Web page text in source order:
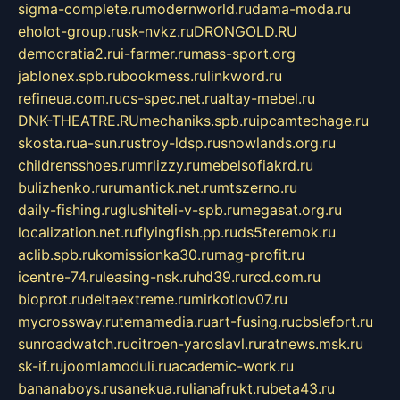
sigma-complete.rumodernworld.rudama-moda.ru
eholot-group.rusk-nvkz.ruDRONGOLD.RU
democratia2.rui-farmer.rumass-sport.org
jablonex.spb.rubookmess.rulinkword.ru
refineua.com.rucs-spec.net.rualtay-mebel.ru
DNK-THEATRE.RUmechaniks.spb.ruipcamtechage.ru
skosta.rua-sun.rustroy-ldsp.rusnowlands.org.ru
childrensshoes.rumrlizzy.rumebelsofiakrd.ru
bulizhenko.rurumantick.net.rumtszerno.ru
daily-fishing.ruglushiteli-v-spb.rumegasat.org.ru
localization.net.ruflyingfish.pp.ruds5teremok.ru
aclib.spb.rukomissionka30.rumag-profit.ru
icentre-74.ruleasing-nsk.ruhd39.rurcd.com.ru
bioprot.rudeltaextreme.rumirkotlov07.ru
mycrossway.rutemamedia.ruart-fusing.rucbslefort.ru
sunroadwatch.rucitroen-yaroslavl.ruratnews.msk.ru
sk-if.rujoomlamoduli.ruacademic-work.ru
bananaboys.rusanekua.rulianafrukt.rubeta43.ru